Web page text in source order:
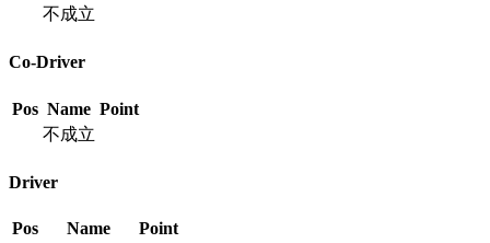
不成立
Co-Driver
Pos Name Point
不成立
Driver
Pos Name
Point